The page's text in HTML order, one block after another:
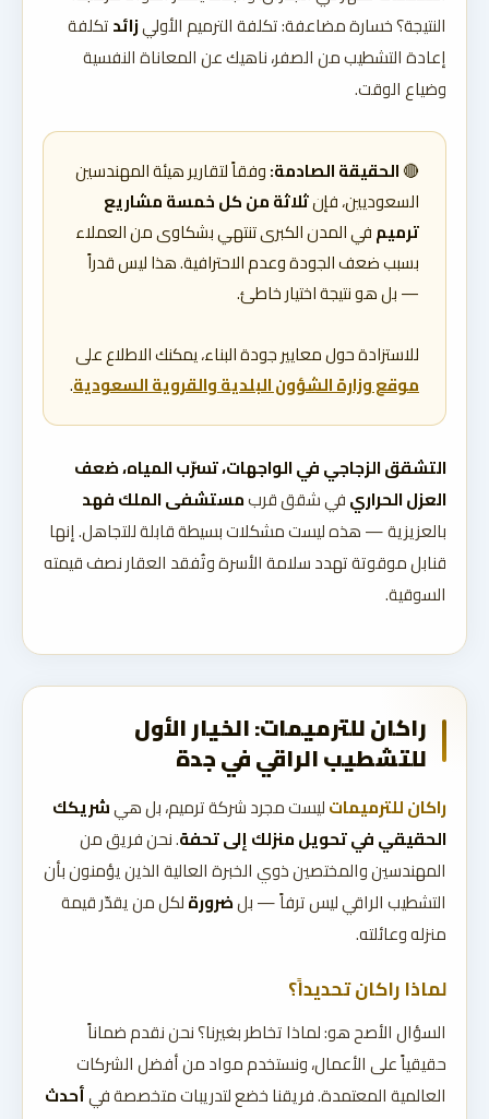
النتيجة؟ خسارة مضاعفة: تكلفة الترميم الأوليزائدتكلفة
إعادة التشطيب من الصفر، ناهيك عن المعاناة النفسية
وضياع الوقت.
🔴الحقيقة الصادمة:وفقاً لتقارير هيئة المهندسين
السعوديين، فإنثلاثة من كل خمسة مشاريع
ترميمفي المدن الكبرى تنتهي بشكاوى من العملاء
بسبب ضعف الجودة وعدم الاحترافية. هذا ليس قدراً
— بل هو نتيجة اختيار خاطئ.
للاستزادة حول معايير جودة البناء، يمكنك الاطلاع على
موقع وزارة الشؤون البلدية والقروية السعودية.
التشقق الزجاجي في الواجهات، تسرّب المياه، ضعف
العزل الحراريفي شقق قربمستشفى الملك فهد
بالعزيزية — هذه ليست مشكلات بسيطة قابلة للتجاهل. إنها
قنابل موقوتة تهدد سلامة الأسرة وتُفقد العقار نصف قيمته
السوقية.
راكان للترميمات: الخيار الأول
للتشطيب الراقي في جدة
راكان للترميماتليست مجرد شركة ترميم، بل هيشريكك
الحقيقي في تحويل منزلك إلى تحفة. نحن فريق من
المهندسين والمختصين ذوي الخبرة العالية الذين يؤمنون بأن
التشطيب الراقي ليس ترفاً — بلضرورةلكل من يقدّر قيمة
منزله وعائلته.
لماذا راكان تحديداً؟
السؤال الأصح هو: لماذا تخاطر بغيرنا؟ نحن نقدم ضماناً
حقيقياً على الأعمال، ونستخدم مواد من أفضل الشركات
العالمية المعتمدة. فريقنا خضع لتدريبات متخصصة فيأحدث